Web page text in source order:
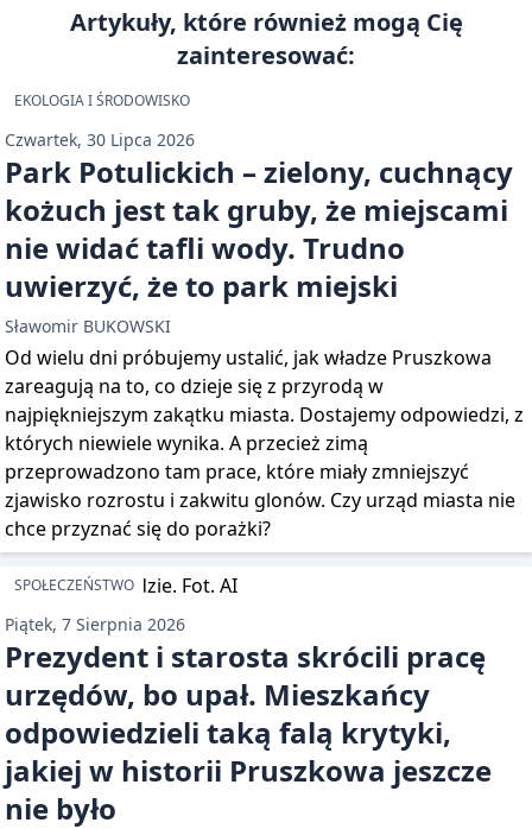
Artykuły, które również mogą Cię
zainteresować:
EKOLOGIA I ŚRODOWISKO
Czwartek, 30 Lipca 2026
Park Potulickich – zielony, cuchnący
kożuch jest tak gruby, że miejscami
nie widać tafli wody. Trudno
uwierzyć, że to park miejski
Sławomir BUKOWSKI
Od wielu dni próbujemy ustalić, jak władze Pruszkowa
zareagują na to, co dzieje się z przyrodą w
najpiękniejszym zakątku miasta. Dostajemy odpowiedzi, z
których niewiele wynika. A przecież zimą
przeprowadzono tam prace, które miały zmniejszyć
zjawisko rozrostu i zakwitu glonów. Czy urząd miasta nie
chce przyznać się do porażki?
SPOŁECZEŃSTWO
Piątek, 7 Sierpnia 2026
Prezydent i starosta skrócili pracę
urzędów, bo upał. Mieszkańcy
odpowiedzieli taką falą krytyki,
jakiej w historii Pruszkowa jeszcze
nie było